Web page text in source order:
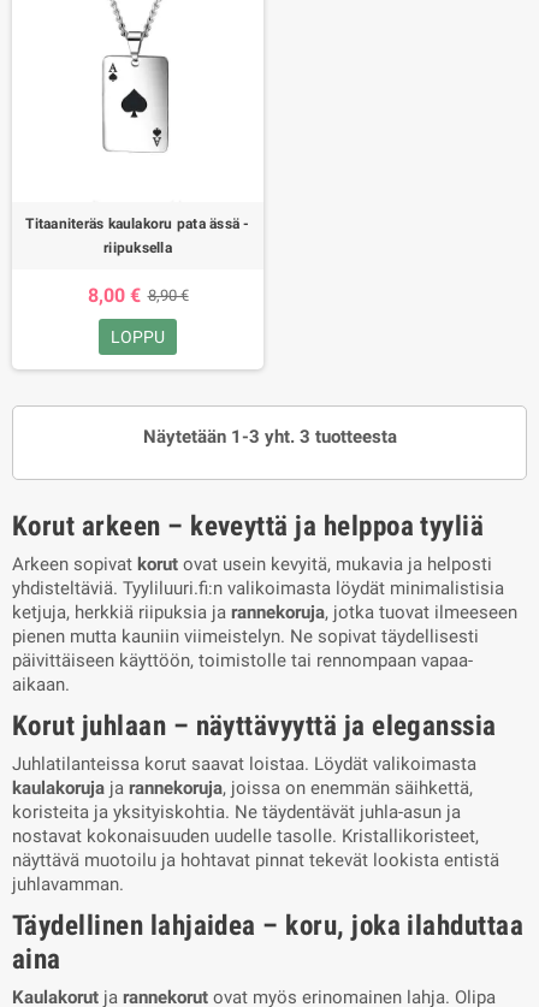
Titaaniteräs kaulakoru pata ässä -
riipuksella
8,00 € 8,90 €
LOPPU
Näytetään 1-3 yht. 3 tuotteesta
Korut arkeen – keveyttä ja helppoa tyyliä
Arkeen sopivat korut ovat usein kevyitä, mukavia ja helposti
yhdisteltäviä. Tyyliluuri.fi:n valikoimasta löydät minimalistisia
ketjuja, herkkiä riipuksia ja rannekoruja, jotka tuovat ilmeeseen
pienen mutta kauniin viimeistelyn. Ne sopivat täydellisesti
päivittäiseen käyttöön, toimistolle tai rennompaan vapaa-
aikaan.
Korut juhlaan – näyttävyyttä ja eleganssia
Juhlatilanteissa korut saavat loistaa. Löydät valikoimasta
kaulakoruja ja rannekoruja, joissa on enemmän säihkettä,
koristeita ja yksityiskohtia. Ne täydentävät juhla-asun ja
nostavat kokonaisuuden uudelle tasolle. Kristallikoristeet,
näyttävä muotoilu ja hohtavat pinnat tekevät lookista entistä
juhlavamman.
Täydellinen lahjaidea – koru, joka ilahduttaa
aina
Kaulakorut ja rannekorut ovat myös erinomainen lahja. Olipa